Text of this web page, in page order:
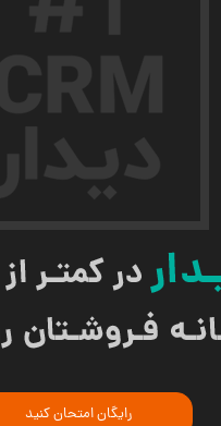
رایگان امتحان کنید